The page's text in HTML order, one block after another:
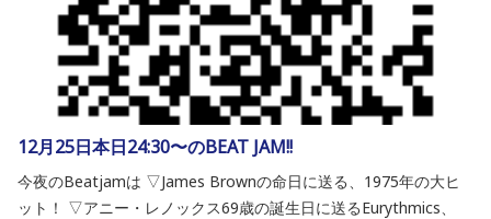
12月25日本日24:30〜のBEAT JAM!!
今夜のBeatjamは ▽James Brownの命日に送る、1975年の大ヒ
ット！ ▽アニー・レノックス69歳の誕生日に送るEurythmics、